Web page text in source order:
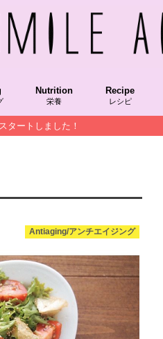
ラム 朝時間.jp,朝美人アンバサダー
NablusSoap/ナーブルスソープ
MAQUIAチーム美セレブ記事
美LAB.
菌トレ
Nutrition
栄養
Hakkou/発酵食品
Grain/穀物
VegetableFood/植物性食品
AnimalFood/動物性食品
SuperFood/スーパーフード
Vitamin/ビタミン
Recipe
レシピ
タートしました！
Antiaging/アンチエイジング